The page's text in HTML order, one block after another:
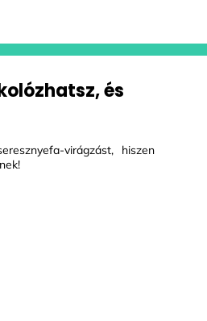
és
virágzást, hiszen